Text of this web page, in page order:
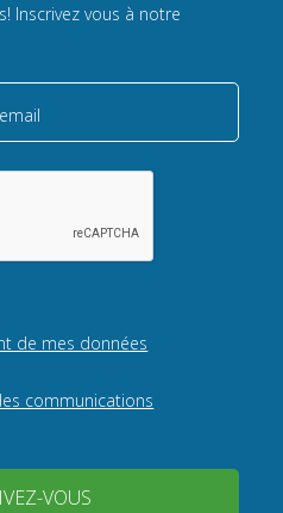
Inscrivez vous à notre
de mes données
communications
VOUS